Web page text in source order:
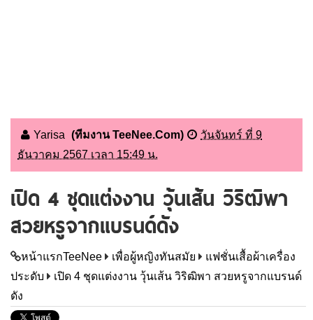
Yarisa (ทีมงาน TeeNee.Com)
วันจันทร์ ที่ 9
ธันวาคม 2567 เวลา 15:49 น.
เปิด 4 ชุดแต่งงาน วุ้นเส้น วิริฒิพา
สวยหรูจากแบรนด์ดัง
หน้าแรกTeeNee เพื่อผู้หญิงทันสมัย
แฟชั่นเสื้อผ้าเครื่อง
ประดับ
เปิด 4 ชุดแต่งงาน วุ้นเส้น วิริฒิพา สวยหรูจากแบรนด์
ดัง